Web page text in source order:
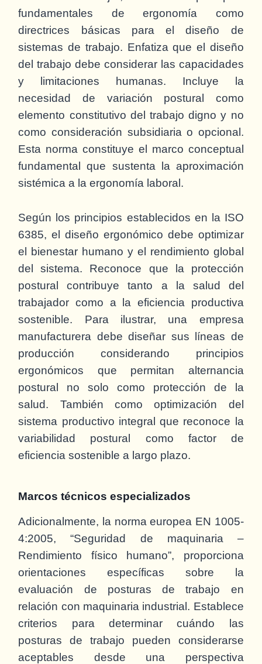
fundamentales de ergonomía como
directrices básicas para el diseño de
sistemas de trabajo. Enfatiza que el diseño
del trabajo debe considerar las capacidades
y limitaciones humanas. Incluye la
necesidad de variación postural como
elemento constitutivo del trabajo digno y no
como consideración subsidiaria o opcional.
Esta norma constituye el marco conceptual
fundamental que sustenta la aproximación
sistémica a la ergonomía laboral.
Según los principios establecidos en la ISO
6385, el diseño ergonómico debe optimizar
el bienestar humano y el rendimiento global
del sistema. Reconoce que la protección
postural contribuye tanto a la salud del
trabajador como a la eficiencia productiva
sostenible. Para ilustrar, una empresa
manufacturera debe diseñar sus líneas de
producción considerando principios
ergonómicos que permitan alternancia
postural no solo como protección de la
salud. También como optimización del
sistema productivo integral que reconoce la
variabilidad postural como factor de
eficiencia sostenible a largo plazo.
Marcos técnicos especializados
Adicionalmente, la norma europea EN 1005-
4:2005, “Seguridad de maquinaria –
Rendimiento físico humano”, proporciona
orientaciones específicas sobre la
evaluación de posturas de trabajo en
relación con maquinaria industrial. Establece
criterios para determinar cuándo las
posturas de trabajo pueden considerarse
aceptables desde una perspectiva